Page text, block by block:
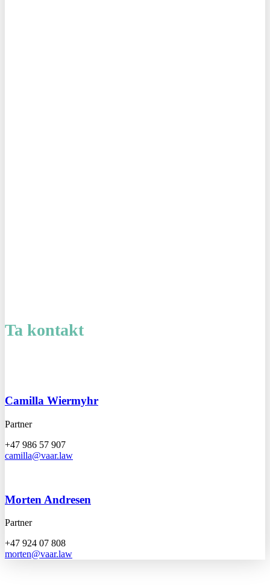
Ta kontakt
Camilla Wiermyhr
Partner
+47 986 57 907
camilla@vaar.law
Morten Andresen
Partner
+47 924 07 808
morten@vaar.law